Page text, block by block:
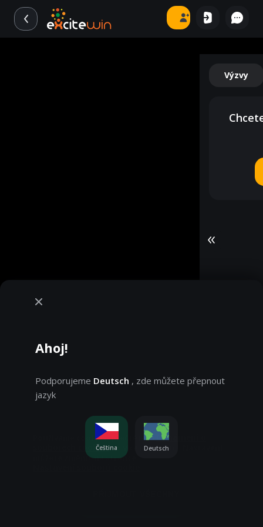
Výzvy
Používáme cookies, přečtěte siOznámení o
souborech cookiepro více informací. Nastavení
můžete změnit na stránce
Ahoj!
Podporujeme Deutsch , zde můžete přepnout
jazyk
Čeština Deutsch